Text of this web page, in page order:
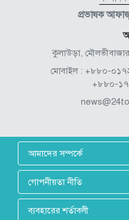
প্রভাষক
কুলাউড়া, মৌলভীবাজার
মোবাইল : +৮৮০-
+৮৮০-
আমাদের সম্পর্কে
গোপনীয়তা নীতি
ব্যবহারের শর্তাবলী